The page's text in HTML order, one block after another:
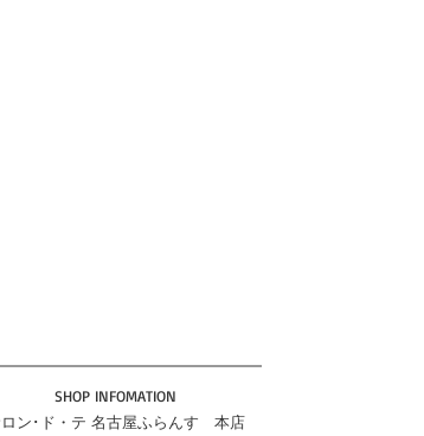
SHOP INFOMATION
ン･ド・テ 名古屋ふらんす　本店